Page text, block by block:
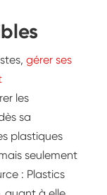
gérer ses
les
sa
plastiques
seulement
: Plastics